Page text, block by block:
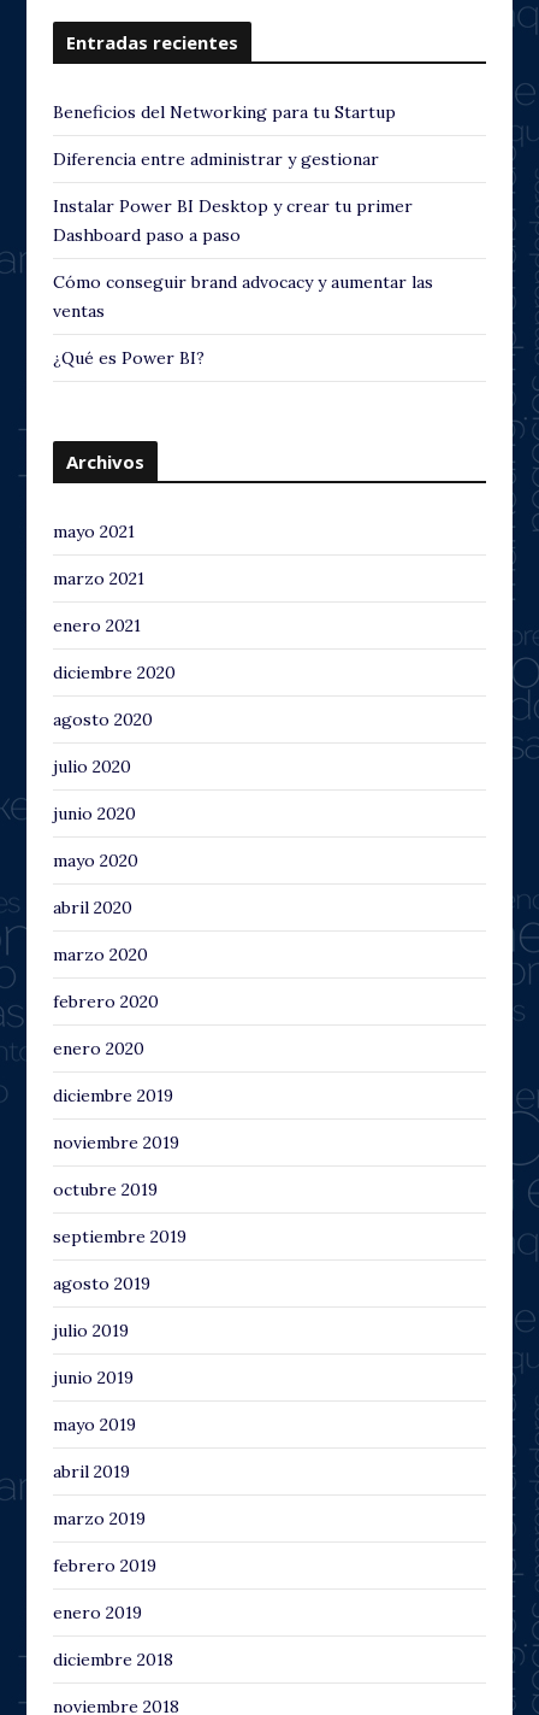
Entradas recientes
Beneficios del Networking para tu Startup
Diferencia entre administrar y gestionar
Instalar Power BI Desktop y crear tu primer
Dashboard paso a paso
Cómo conseguir brand advocacy y aumentar las
ventas
¿Qué es Power BI?
Archivos
mayo 2021
marzo 2021
enero 2021
diciembre 2020
agosto 2020
julio 2020
junio 2020
mayo 2020
abril 2020
marzo 2020
febrero 2020
enero 2020
diciembre 2019
noviembre 2019
octubre 2019
septiembre 2019
agosto 2019
julio 2019
junio 2019
mayo 2019
abril 2019
marzo 2019
febrero 2019
enero 2019
diciembre 2018
noviembre 2018